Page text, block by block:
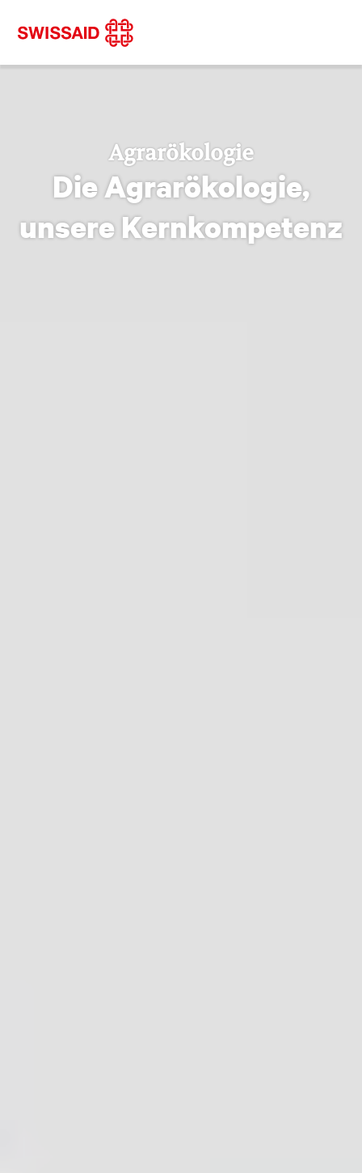
Agrarökologie
Die Agrarökologie,
unsere Kernkompetenz